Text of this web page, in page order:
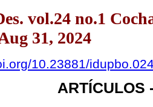
vol.24 no.1
31, 2024
10.23881/
ARTÍCULOS